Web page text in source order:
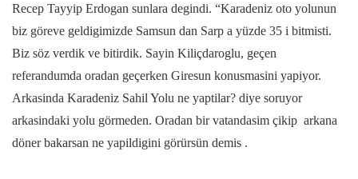
Recep Tayyip Erdogan sunlara degindi. “Karadeniz oto yolunun
biz göreve geldigimizde Samsun dan Sarp a yüzde 35 i bitmisti.
Biz söz verdik ve bitirdik. Sayin Kiliçdaroglu, geçen
referandumda oradan geçerken Giresun konusmasini yapiyor.
Arkasinda Karadeniz Sahil Yolu ne yaptilar? diye soruyor
arkasindaki yolu görmeden. Oradan bir vatandasim çikip arkana
döner bakarsan ne yapildigini görürsün demis .